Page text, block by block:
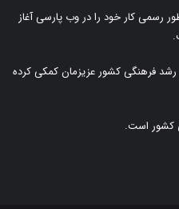
رسمی کار خود را در وب پارسی آغاز
و رشد فرهنگی کشور عزیزمان کمکی کرده
کشور است.